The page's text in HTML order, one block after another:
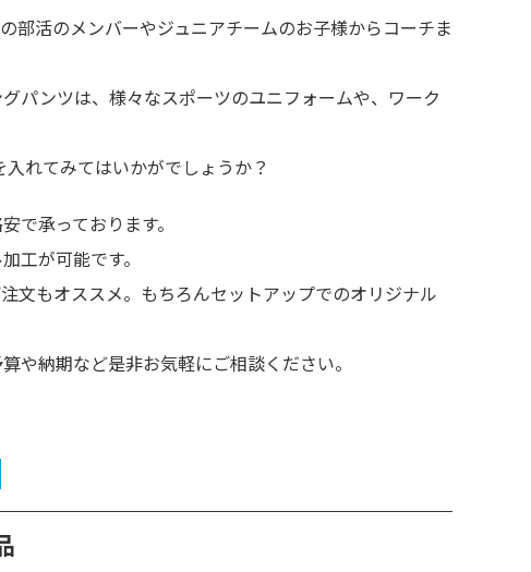
部活のメンバーやジュニアチームのお子様からコーチま
パンツは、様々なスポーツのユニフォームや、ワーク
れてみてはいかがでしょうか？
で承っております。
工が可能です。
文もオススメ。もちろんセットアップでのオリジナル
や納期など是非お気軽にご相談ください。